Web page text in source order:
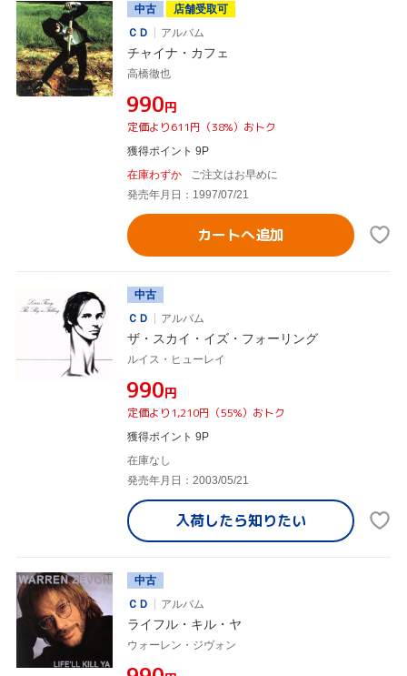
中古
店舗受取可
ＣＤ
アルバム
チャイナ・カフェ
高橋徹也
¥990円
定価より611円（38%）おトク
獲得ポイント 9P
在庫わずか
ご注文はお早めに
発売年月日：1997/07/21
カートへ追加
中古
ＣＤ
アルバム
ザ・スカイ・イズ・フォーリング
ルイス・ヒューレイ
¥990円
定価より1,210円（55%）おトク
獲得ポイント 9P
在庫なし
発売年月日：2003/05/21
入荷したら知りたい
中古
ＣＤ
アルバム
ライフル・キル・ヤ
ウォーレン・ジヴォン